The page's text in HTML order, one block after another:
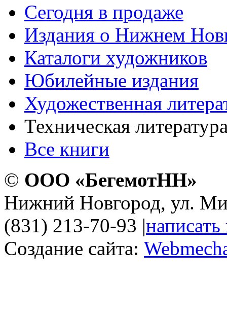
Сегодня в продаже
Издания о Нижнем
Каталоги художников
Юбилейные издания
Художественная
Техническая
Все книги
© ООО «БегемотНН»
Нижний Новгород, ул.
(831) 213-70-93 |
Создание сайта: